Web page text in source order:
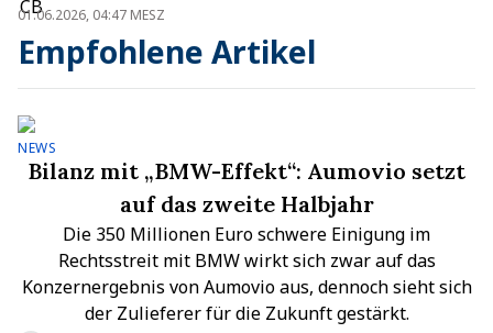
01.06.2026, 04:47 MESZ
Empfohlene Artikel
NEWS
Bilanz mit „BMW-Effekt“: Aumovio setzt
auf das zweite Halbjahr
Die 350 Millionen Euro schwere Einigung im
Rechtsstreit mit BMW wirkt sich zwar auf das
Konzernergebnis von Aumovio aus, dennoch sieht sich
der Zulieferer für die Zukunft gestärkt.